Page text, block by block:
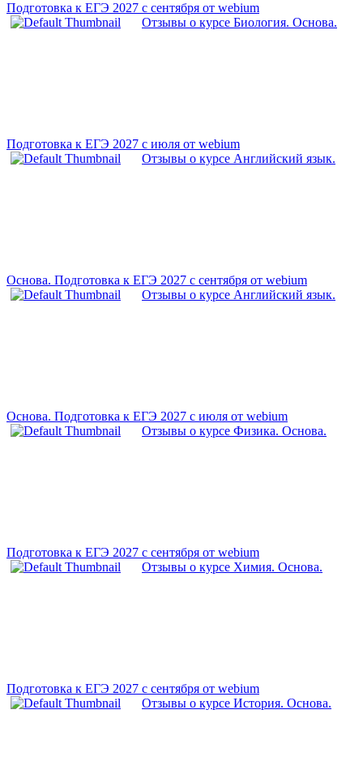
Подготовка к ЕГЭ 2027 с сентября от webium
Отзывы о курсе Биология. Основа.
Подготовка к ЕГЭ 2027 с июля от webium
Отзывы о курсе Английский язык.
Основа. Подготовка к ЕГЭ 2027 с сентября от webium
Отзывы о курсе Английский язык.
Основа. Подготовка к ЕГЭ 2027 с июля от webium
Отзывы о курсе Физика. Основа.
Подготовка к ЕГЭ 2027 с сентября от webium
Отзывы о курсе Химия. Основа.
Подготовка к ЕГЭ 2027 с сентября от webium
Отзывы о курсе История. Основа.